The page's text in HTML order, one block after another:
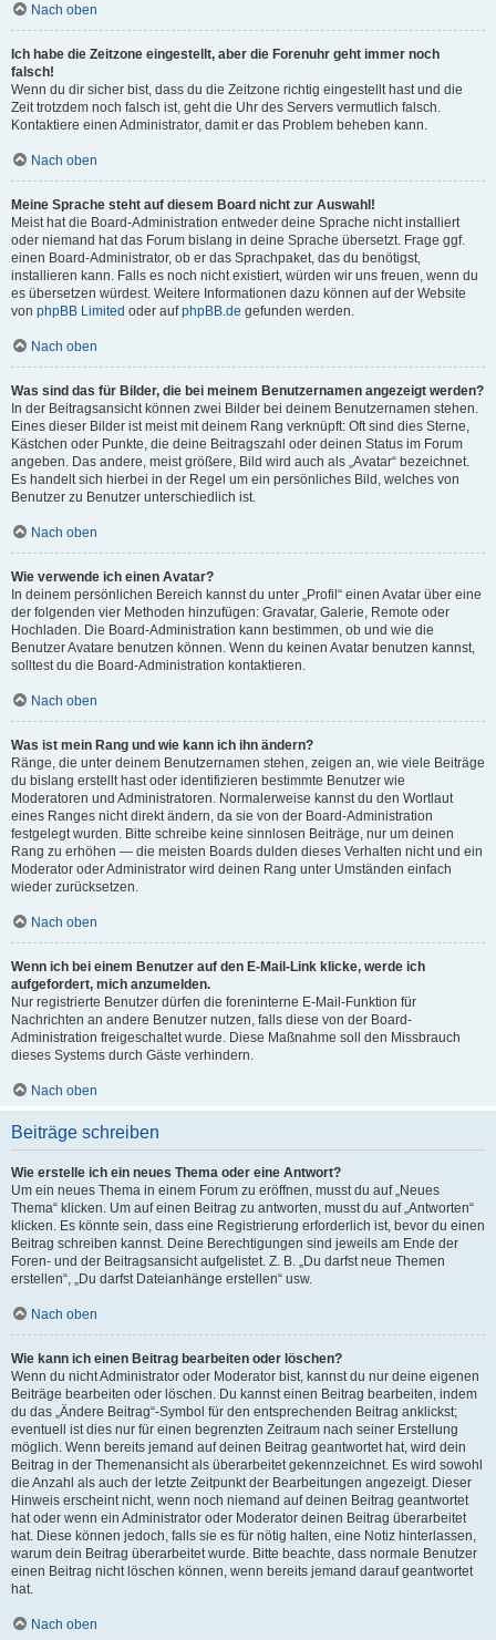
Nach oben
Ich habe die Zeitzone eingestellt, aber die Forenuhr geht immer noch
falsch!
Wenn du dir sicher bist, dass du die Zeitzone richtig eingestellt hast und die
Zeit trotzdem noch falsch ist, geht die Uhr des Servers vermutlich falsch.
Kontaktiere einen Administrator, damit er das Problem beheben kann.
Nach oben
Meine Sprache steht auf diesem Board nicht zur Auswahl!
Meist hat die Board-Administration entweder deine Sprache nicht installiert
oder niemand hat das Forum bislang in deine Sprache übersetzt. Frage ggf.
einen Board-Administrator, ob er das Sprachpaket, das du benötigst,
installieren kann. Falls es noch nicht existiert, würden wir uns freuen, wenn du
es übersetzen würdest. Weitere Informationen dazu können auf der Website
von phpBB Limited oder aufphpBB.de gefunden werden.
Nach oben
Was sind das für Bilder, die bei meinem Benutzernamen angezeigt werden?
In der Beitragsansicht können zwei Bilder bei deinem Benutzernamen stehen.
Eines dieser Bilder ist meist mit deinem Rang verknüpft: Oft sind dies Sterne,
Kästchen oder Punkte, die deine Beitragszahl oder deinen Status im Forum
angeben. Das andere, meist größere, Bild wird auch als „Avatar“ bezeichnet.
Es handelt sich hierbei in der Regel um ein persönliches Bild, welches von
Benutzer zu Benutzer unterschiedlich ist.
Nach oben
Wie verwende ich einen Avatar?
In deinem persönlichen Bereich kannst du unter „Profil“ einen Avatar über eine
der folgenden vier Methoden hinzufügen: Gravatar, Galerie, Remote oder
Hochladen. Die Board-Administration kann bestimmen, ob und wie die
Benutzer Avatare benutzen können. Wenn du keinen Avatar benutzen kannst,
solltest du die Board-Administration kontaktieren.
Nach oben
Was ist mein Rang und wie kann ich ihn ändern?
Ränge, die unter deinem Benutzernamen stehen, zeigen an, wie viele Beiträge
du bislang erstellt hast oder identifizieren bestimmte Benutzer wie
Moderatoren und Administratoren. Normalerweise kannst du den Wortlaut
eines Ranges nicht direkt ändern, da sie von der Board-Administration
festgelegt wurden. Bitte schreibe keine sinnlosen Beiträge, nur um deinen
Rang zu erhöhen — die meisten Boards dulden dieses Verhalten nicht und ein
Moderator oder Administrator wird deinen Rang unter Umständen einfach
wieder zurücksetzen.
Nach oben
Wenn ich bei einem Benutzer auf den E-Mail-Link klicke, werde ich
aufgefordert, mich anzumelden.
Nur registrierte Benutzer dürfen die foreninterne E-Mail-Funktion für
Nachrichten an andere Benutzer nutzen, falls diese von der Board-
Administration freigeschaltet wurde. Diese Maßnahme soll den Missbrauch
dieses Systems durch Gäste verhindern.
Nach oben
Beiträge schreiben
Wie erstelle ich ein neues Thema oder eine Antwort?
Um ein neues Thema in einem Forum zu eröffnen, musst du auf „Neues
Thema“ klicken. Um auf einen Beitrag zu antworten, musst du auf „Antworten“
klicken. Es könnte sein, dass eine Registrierung erforderlich ist, bevor du einen
Beitrag schreiben kannst. Deine Berechtigungen sind jeweils am Ende der
Foren- und der Beitragsansicht aufgelistet. Z. B. „Du darfst neue Themen
erstellen“, „Du darfst Dateianhänge erstellen“ usw.
Nach oben
Wie kann ich einen Beitrag bearbeiten oder löschen?
Wenn du nicht Administrator oder Moderator bist, kannst du nur deine eigenen
Beiträge bearbeiten oder löschen. Du kannst einen Beitrag bearbeiten, indem
du das „Ändere Beitrag“-Symbol für den entsprechenden Beitrag anklickst;
eventuell ist dies nur für einen begrenzten Zeitraum nach seiner Erstellung
möglich. Wenn bereits jemand auf deinen Beitrag geantwortet hat, wird dein
Beitrag in der Themenansicht als überarbeitet gekennzeichnet. Es wird sowohl
die Anzahl als auch der letzte Zeitpunkt der Bearbeitungen angezeigt. Dieser
Hinweis erscheint nicht, wenn noch niemand auf deinen Beitrag geantwortet
hat oder wenn ein Administrator oder Moderator deinen Beitrag überarbeitet
hat. Diese können jedoch, falls sie es für nötig halten, eine Notiz hinterlassen,
warum dein Beitrag überarbeitet wurde. Bitte beachte, dass normale Benutzer
einen Beitrag nicht löschen können, wenn bereits jemand darauf geantwortet
hat.
Nach oben